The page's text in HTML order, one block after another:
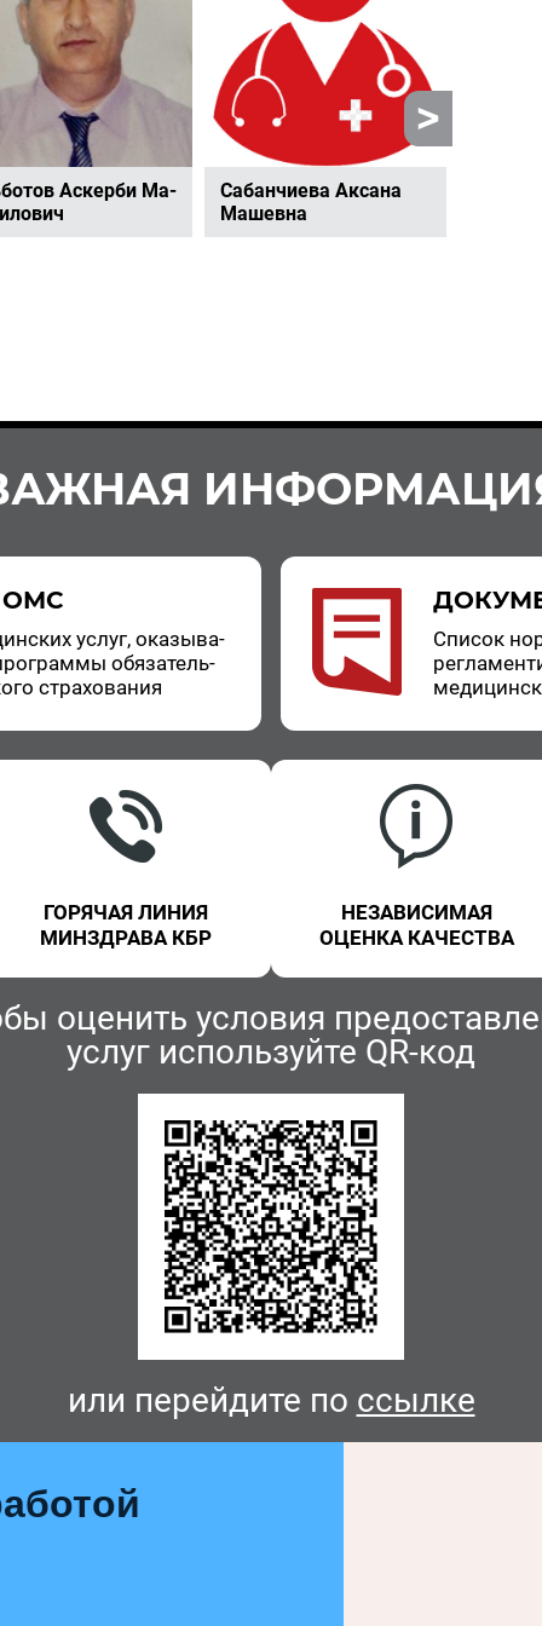
Ас­кер­би Ма­
Са­бан­чи­е­ва Ак­са­на
Ма­шев­на
ОМС
услуг, ока­зы­ва­
обя­за­тель­
стра­хо­ва­ния
Спи­сок
ГОРЯЧАЯ ЛИНИЯ
МИНЗДРАВА КБР
НЕЗАВИСИМАЯ
ОЦЕНКА КАЧЕСТВА
оценить условия
услуг используйте QR-код
или перейдите по ссылке